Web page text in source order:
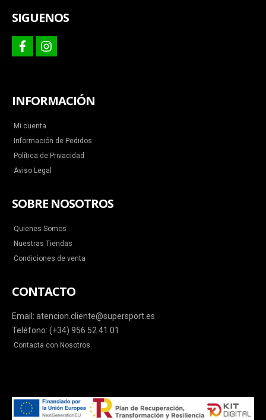
SIGUENOS
facebookinstagram
INFORMACIÓN
Mi cuenta
Información de Pedidos
Política de Privacidad
Aviso Legal
SOBRE NOSOTROS
Quienes Somos
Nuestras Tiendas
Condiciones de venta
CONTACTO
Email: atencion.cliente@supersport.es
Teléfono: (+34) 956 52 41 01
Contacta con Nosotros